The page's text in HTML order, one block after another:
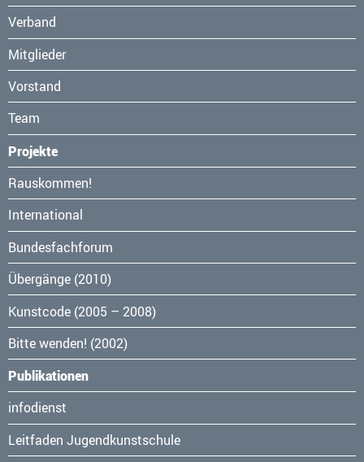
Verband
Mitglieder
Vorstand
Team
Projekte
Navigation
überspringen
Rauskommen!
International
Bundesfachforum
Übergänge (2010)
Kunstcode (2005 – 2008)
Bitte wenden! (2002)
Publikationen
Navigation
überspringen
infodienst
Leitfaden Jugendkunstschule